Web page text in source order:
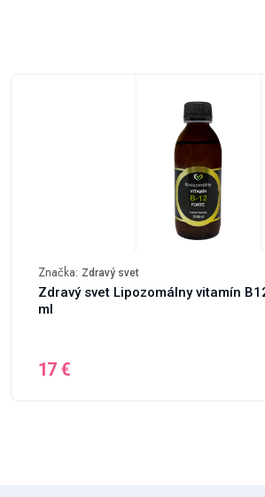
Značka: Zdravý svet
Zdravý svet Lipozomálny vitamín
ml
17 €